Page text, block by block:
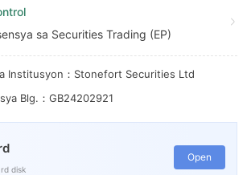
sa Securities Trading (EP)
Institusyon：Stonefort Securities Ltd
Blg.：GB24202921
disk
Open